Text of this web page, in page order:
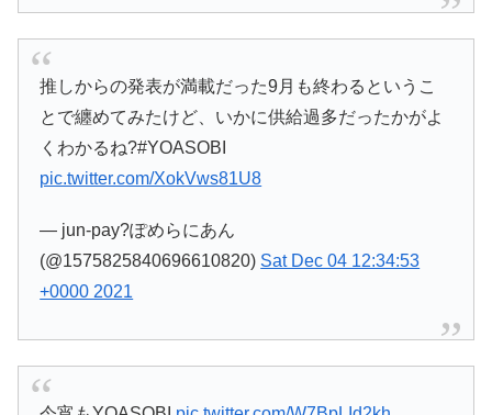
推しからの発表が満載だった9月も終わるというこ
とで纏めてみたけど、いかに供給過多だったかがよ
くわかるね?#YOASOBI
pic.twitter.com/XokVws81U8
— jun-pay?ぽめらにあん
(@1575825840696610820) Sat Dec 04 12:34:53
+0000 2021